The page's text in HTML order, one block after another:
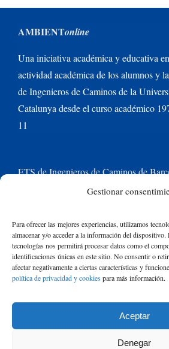
Gestionar
Para ofrecer las mejores experiencias, utilizamos
almacenar y/o acceder a la información del dispositivo.
tecnologías nos permitirá procesar datos como el
identificaciones únicas en este sitio. No consentir o
afectar negativamente a ciertas características y
política de privacidad y cookiespara más información.
Aceptar
Denegar
AMBIENTonline
Una iniciativa académica y educativa
actividad académica de los alumnos y
de Ingenieros de Caminos de la
Catalunya desde el curso académico
11
ETS de Ingenieros de Caminos de
Universitat Politècnica de Catalunya
Contacte con
Buscar:
2026 de Rafael Mujeriego |